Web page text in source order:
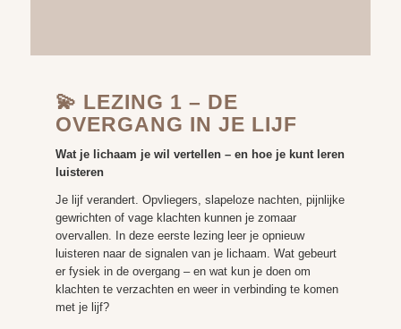
💫 LEZING 1 – DE
OVERGANG IN JE LIJF
Wat je lichaam je wil vertellen – en hoe je kunt leren
luisteren
Je lijf verandert. Opvliegers, slapeloze nachten, pijnlijke
gewrichten of vage klachten kunnen je zomaar
overvallen. In deze eerste lezing leer je opnieuw
luisteren naar de signalen van je lichaam. Wat gebeurt
er fysiek in de overgang – en wat kun je doen om
klachten te verzachten en weer in verbinding te komen
met je lijf?